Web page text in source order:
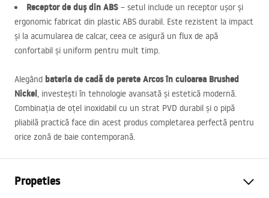
Receptor de duș din ABS – setul include un receptor ușor și
ergonomic fabricat din plastic ABS durabil. Este rezistent la impact
și la acumularea de calcar, ceea ce asigură un flux de apă
confortabil și uniform pentru mult timp.
Alegând bateria de cadă de perete Arcos în culoarea Brushed
Nickel, investești în tehnologie avansată și estetică modernă.
Combinația de oțel inoxidabil cu un strat PVD durabil și o pipă
pliabilă practică face din acest produs completarea perfectă pentru
orice zonă de baie contemporană.
Propeties